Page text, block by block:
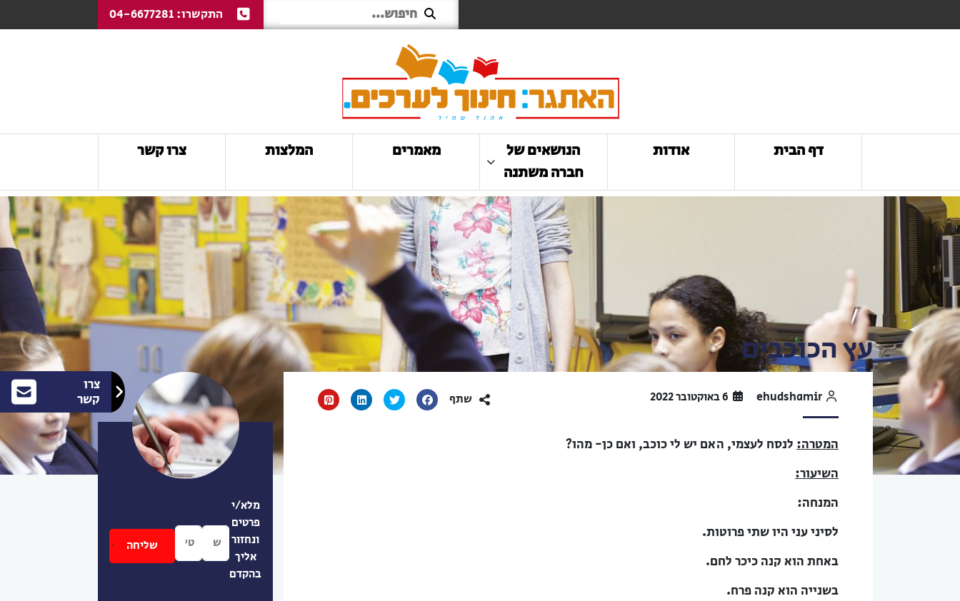
התקשרו: 04-6677281
דף הבית אודות
הנושאים של
חברה משתנה
מאמרים המלצות צרו קשר
צרו
קשר
עץ הכוכבים
שתף
המטרה:לנסח לעצמי, האם יש לי כוכב, ואם כן- מהו?
השיעור:
המנחה:
לסיני עני היו שתי פרוטות.
באחת הוא קנה כיכר לחם.
בשנייה הוא קנה פרח.
מלא/י
פרטים
ונחזור
אליך
בהקדם